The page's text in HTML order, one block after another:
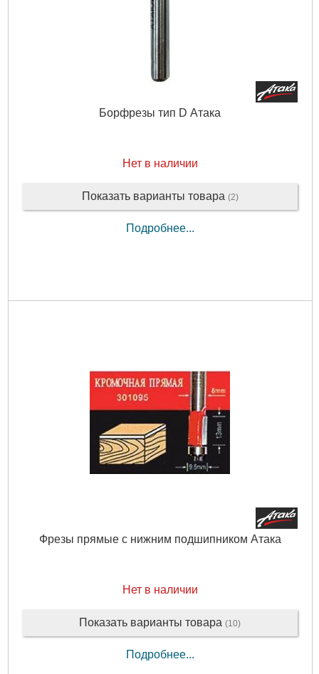
Борфрезы тип D Атака
Нет в наличии
Показать варианты товара (2)
Подробнее...
Фрезы прямые с нижним подшипником Атака
Нет в наличии
Показать варианты товара (10)
Подробнее...